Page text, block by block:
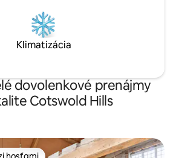
Klimatizácia
dovolenkové prenájmy
Cotswold Hills